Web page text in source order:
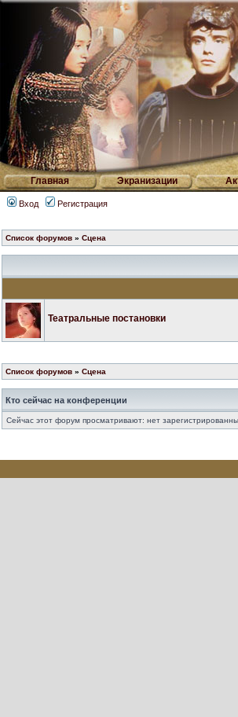
Главная Экранизации
Вход Регистрация
Список форумов » Сцена
Театральные постановки
Список форумов » Сцена
Кто сейчас на конференции
Сейчас этот форум просматривают: нет